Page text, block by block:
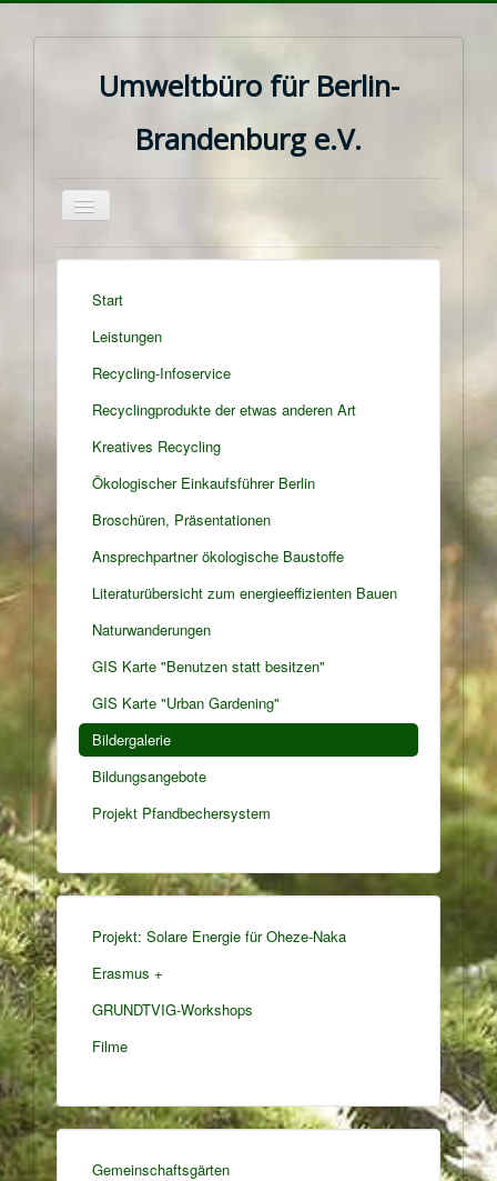
Umweltbüro für Berlin-
Brandenburg e.V.
Navigation
Start
Leistungen
Recycling-Infoservice
Recyclingprodukte der etwas anderen Art
Kreatives Recycling
Ökologischer Einkaufsführer Berlin
Broschüren, Präsentationen
Ansprechpartner ökologische Baustoffe
Literaturübersicht zum energieeffizienten Bauen
Naturwanderungen
GIS Karte "Benutzen statt besitzen"
GIS Karte "Urban Gardening"
Bildergalerie
Bildungsangebote
Projekt Pfandbechersystem
Projekt: Solare Energie für Oheze-Naka
Erasmus +
GRUNDTVIG-Workshops
Filme
Gemeinschaftsgärten